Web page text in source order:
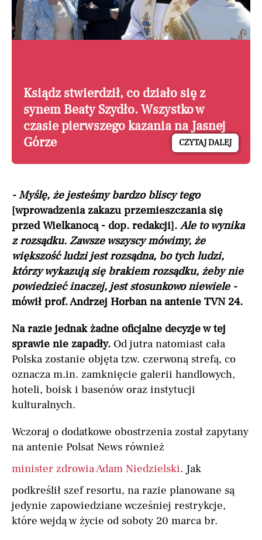
Ksiądz stwierdził, co działo się z
synem Beaty Szydło. Wszystko w
czasie pierwszego kazania na Jasnej
Górze
CZYTAJ DALEJ
- Myślę, że jesteśmy bardzo bliscy tego
[wprowadzenia zakazu przemieszczania się
przed Wielkanocą - dop. redakcji]. Ale to wynika
z rozsądku. Zawsze wszyscy mówimy, że
większość ludzi jest rozsądna, bo tych ludzi,
którzy wykazują się brakiem rozsądku, żeby nie
powiedzieć inaczej, jest stosunkowo niewiele -
mówił prof. Andrzej Horban na antenie TVN 24.
Na razie jednak żadne oficjalne decyzje w tej
sprawie nie zapadły. Od jutra natomiast cała
Polska zostanie objęta tzw. czerwoną strefą, co
oznacza m.in. zamknięcie galerii handlowych,
hoteli, boisk i basenów oraz instytucji
kulturalnych.
Wczoraj o dodatkowe obostrzenia został zapytany
na antenie Polsat News również
minister zdrowia Adam Niedzielski. Jak
podkreślił szef resortu, na razie planowane są
jedynie zapowiedziane wcześniej restrykcje,
które wejdą w życie od soboty 20 marca br.